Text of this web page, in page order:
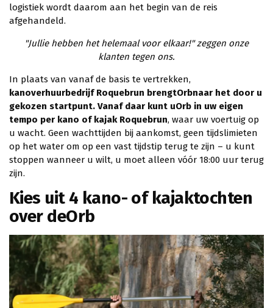
logistiek wordt daarom aan het begin van de reis
afgehandeld.
"Jullie hebben het helemaal voor elkaar!" zeggen onze
klanten tegen ons.
In plaats van vanaf de basis te vertrekken,
kanoverhuurbedrijf Roquebrun brengtOrbnaar het door u
gekozen startpunt. Vanaf daar kunt uOrb in uw eigen
tempo per kano of kajak Roquebrun, waar uw voertuig op
u wacht. Geen wachttijden bij aankomst, geen tijdslimieten
op het water om op een vast tijdstip terug te zijn – u kunt
stoppen wanneer u wilt, u moet alleen vóór 18:00 uur terug
zijn.
Kies uit 4 kano- of kajaktochten
over deOrb